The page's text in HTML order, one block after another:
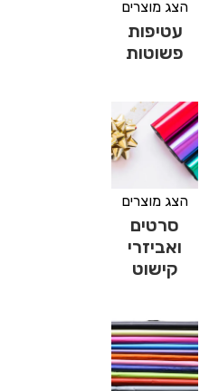
הצג מוצרים
עטיפות
פשוטות
הצג מוצרים
סרטים
ואביזרי
קישוט